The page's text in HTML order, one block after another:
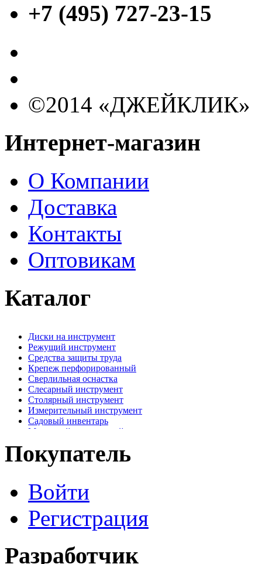
+7 (495) 727-23-15
©2014 «ДЖЕЙКЛИК»
Интернет-магазин
О Компании
Доставка
Контакты
Оптовикам
Каталог
Диски на инструмент
Режущий инструмент
Средства защиты труда
Крепеж перфорированный
Сверлильная оснастка
Слесарный инструмент
Столярный инструмент
Измерительный инструмент
Садовый инвентарь
Малярный, отделочный инструмент
Наждачная бумага
Хозтовары
Электрика, осветительное оборудование
Пена и герметики
Автомобильный инструмент
Сварочное оборудование
Силовое оборудование
Покупатель
Войти
Регистрация
Разработчик